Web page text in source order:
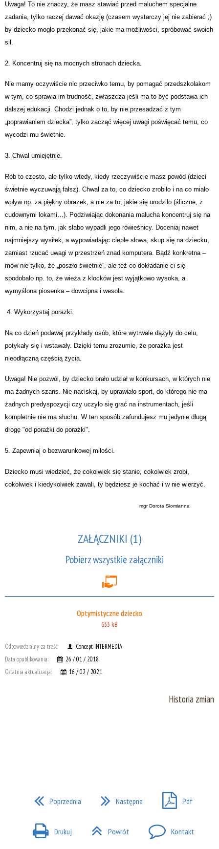
Uwaga! To nie znaczy, że masz stawiać przed maluchem specjalne
zadania, tylko raczej dawać okazję (czasem wystarczy jej nie zabierać ;)
by dziecko mogło przekonać się, jakie ma możliwości, spróbować swoich
sił.
2. Koncentruj się na mocnych stronach dziecka.
Nie mamy oczywiście nic przeciwko temu, by pomagać przedszkolakom
w tym, co sprawia im trudność, zwłaszcza jeśli ma to być podstawa ich
dalszej edukacji. Chodzi jednak o to, by nie przesadzać z tym
„poprawianiem dziecka”, tylko zacząć więcej uwagi poświęcać temu, co
wycodzi mu świetnie.
3. Chwal umiejętnie.
Rób to często, ale tylko wtedy, kiedy rzeczywiście masz powód (dzieci
świetnie wyczuwają fałsz). Chwal za to, co dziecko zrobiło i na co miało
wpływ np. za piękny obrazek, a nie za to, jakie się urodziło (śliczne, z
cudownymi lokami…). Podziwiając dokonania malucha koncentruj się na
nim, a nie na tym, jak słabo wypadli jego rówieśnicy. Doceniaj nawet
najmniejszy wysiłek, a wypowiadając ciepłe słowa, skup się na dziecku,
zamiast rzucać uwagi w przestrzeń znad komputera. Bądź konkretna –
mów nie tylko, że „poszło świetnie”, ale też co dokładanie ci się
spodobało np. to, że wieża z klocków jest wyjątkowo wysoka, a
wymyślona piosenka – dowcipna i wesoła.
4. Wykorzystaj porażki.
Na co dzień podawaj przykłady osób, które wytrwale dążyły do celu,
potykały się i wstawały. Dzięki temu zrozumie, że porażka jest
nieodłączną częścią życia.
Uwaga! Nie pozwól, by dziecko brało udział w konkursach, w których nie
ma żadnych szans. Nie naciskaj, by uprawiało sport, do którego nie ma
żadnych predyspozycji czy uczyło się grać na instrumentach, jeśli
kompletnie nie ma słuchu. W ten sposób zafundujesz mu jedynie długą
drogę "od porażki do porażki".
5. Zapewniaj o bezwarunkowej miłości.
Dziecko musi wiedzieć, że cokolwiek się stanie, cokolwiek zrobi,
cokolwiek i kiedykolwiek zawali, ty będziesz je kochać i w nie wierzyć.
mgr Dorota Słomianna
ZAŁĄCZNIKI (1)
Pobierz wszystkie załączniki
Optymistyczne dziecko
633 kB
Odpowiedzialny za treść:
Concept INTERMEDIA
Data opublikowania:
26 / 01 / 2018
Ostatnia aktualizacja:
16 / 02 / 2021
Historia zmian
Poprzednia Następna Pdf
Drukuj Powrót Kontakt